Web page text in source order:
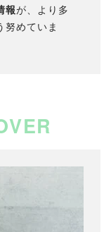
報が、より多
努めていま